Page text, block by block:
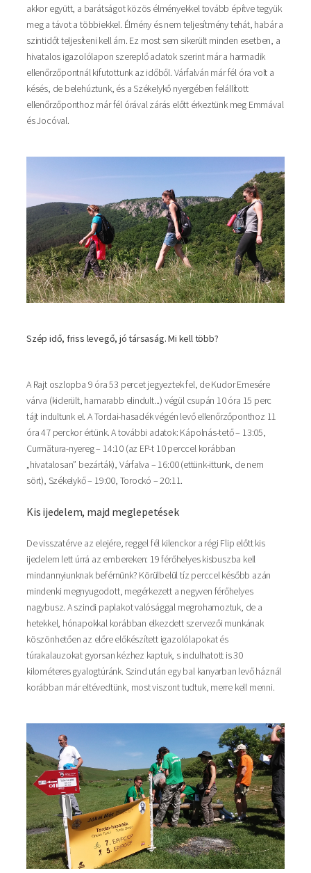
akkor együtt, a barátságot közös élményekkel tovább építve tegyük
meg a távot a többiekkel. Élmény és nem teljesítmény tehát, habár a
szintidőt teljesíteni kell ám. Ez most sem sikerült minden esetben, a
hivatalos igazolólapon szereplő adatok szerint már a harmadik
ellenőrzőpontnál kifutottunk az időből. Várfalván már fél óra volt a
késés, de belehúztunk, és a Székelykő nyergében felállított
ellenőrzőponthoz már fél órával zárás előtt érkeztünk meg Emmával
és Jocóval.
Szép idő, friss levegő, jó társaság. Mi kell több?
A Rajt oszlopba 9 óra 53 percet jegyeztek fel, de Kudor Emesére
várva (kiderült, hamarabb elindult...) végül csupán 10 óra 15 perc
tájt indultunk el. A Tordai-hasadék végén levő ellenőrzőponthoz 11
óra 47 perckor értünk. A további adatok: Kápolnás-tető – 13:05,
Curmătura-nyereg – 14:10 (az EP-t 10 perccel korábban
„hivatalosan” bezárták), Várfalva – 16:00 (ettünk-ittunk, de nem
sört), Székelykő – 19:00, Torockó – 20:11.
Kis ijedelem, majd meglepetések
De visszatérve az elejére, reggel fél kilenckor a régi Flip előtt kis
ijedelem lett úrrá az embereken: 19 férőhelyes kisbuszba kell
mindannyiunknak beférnünk? Körülbelül tíz perccel később azán
mindenki megnyugodott, megérkezett a negyven férőhelyes
nagybusz. A szindi paplakot valósággal megrohamoztuk, de a
hetekkel, hónapokkal korábban elkezdett szervezői munkának
köszönhetően az előre előkészített igazolólapokat és
túrakalauzokat gyorsan kézhez kaptuk, s indulhatott is 30
kilométeres gyalogtúránk. Szind után egy bal kanyarban levő háznál
korábban már eltévedtünk, most viszont tudtuk, merre kell menni.